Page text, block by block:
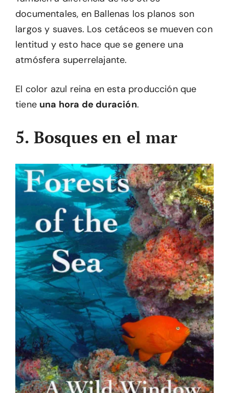
documentales, en Ballenas los planos son
largos y suaves. Los cetáceos se mueven con
lentitud y esto hace que se genere una
atmósfera superrelajante.
El color azul reina en esta producción que
tiene una hora de duración.
5. Bosques en el mar